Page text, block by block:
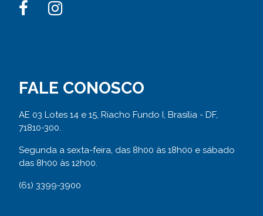
FALE CONOSCO
AE 03 Lotes 14 e 15, Riacho Fundo I, Brasília - DF,
71810-300.
Segunda a sexta-feira, das 8h00 às 18h00 e sábado
das 8h00 às 12h00.
(61) 3399-3900